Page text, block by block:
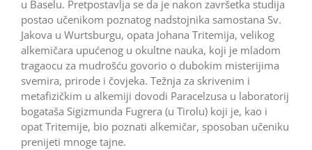
u Baselu. Pretpostavlja se da je nakon završetka studija
postao učenikom poznatog nadstojnika samostana Sv.
Jakova u Wurtsburgu, opata Johana Tritemija, velikog
alkemičara upućenog u okultne nauka, koji je mladom
tragaocu za mudrošću govorio o dubokim misterijima
svemira, prirode i čovjeka. Težnja za skrivenim i
metafizičkim u alkemiji dovodi Paracelzusa u laboratorij
bogataša Sigizmunda Fugrera (u Tirolu) koji je, kao i
opat Tritemije, bio poznati alkemičar, sposoban učeniku
prenijeti mnoge tajne.